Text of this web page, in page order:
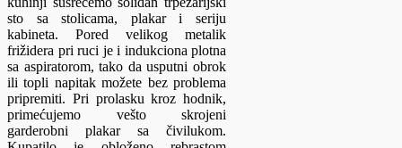
sto sa stolicama, plakar i seriju
kabineta. Pored velikog metalik
frižidera pri ruci je i indukciona plotna
sa aspiratorom, tako da usputni obrok
ili topli napitak možete bez problema
pripremiti. Pri prolasku kroz hodnik,
primećujemo vešto skrojeni
garderobni plakar sa čivilukom.